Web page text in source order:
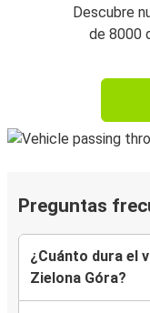
Descubre
de 8000
Preguntas
¿Cuánto dura el
Zielona Góra?